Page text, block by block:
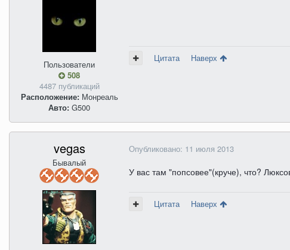
Пользователи
508
4487 публикаций
Расположение:Монреаль
Авто: G500
Цитата Наверх
vegas
Бывалый
Опубликовано: 11 июля 2013
У вас там "попсовее"(круче), что?
Цитата Наверх